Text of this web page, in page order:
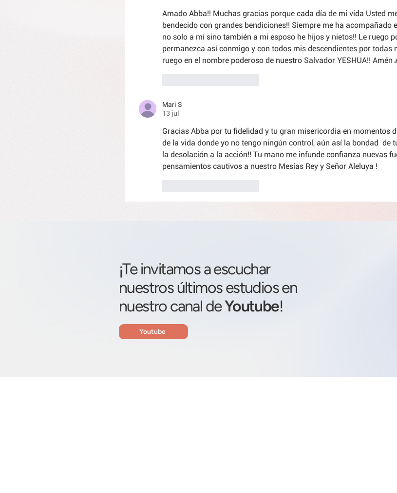
Amado Abba!! Muchas gracias porque cada día de mi vida Usted
bendecido con grandes bendiciones!! Siempre me ha acompañado
no solo a mí sino también a mi esposo he hijos y nietos!! Le ruego
permanezca así conmigo y con todos mis descendientes por todas
ruego en el nombre poderoso de nuestro Salvador YESHUA!! Amén
Mari S
13 jul
Gracias Abba por tu fidelidad y tu gran misericordia en momentos
de la vida donde yo no tengo ningún control, aún así la bondad  de
la desolación a la acción!! Tu mano me infunde confianza nuevas
pensamientos cautivos a nuestro Mesías Rey y Señor Aleluya !
¡Te invitamos a escuchar
nuestros últimos estudios en
nuestro canal deYoutube!
Youtube